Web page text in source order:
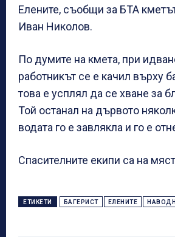
Елените, съобщи за БТА
Иван Николов.
По думите на кмета, при
работникът се е качил върху
това е усплял да се хване за
Той останал на дървото
водата го е завлякла и го е
Спасителните екипи са на
ЕТИКЕТИ БАГЕРИСТ ЕЛЕНИТЕ